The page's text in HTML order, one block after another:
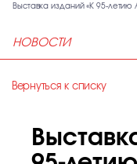
Выставка изданий «К 95-
НОВОСТИ
Вернуться к списку